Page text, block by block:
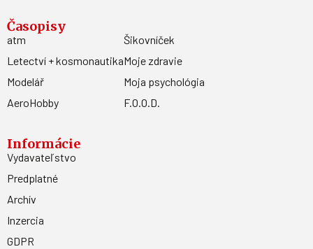
Časopisy
atm
Letectví + kosmonautika
Modelář
AeroHobby
Šikovníček
Moje zdravie
Moja psychológia
F.O.O.D.
Informácie
Vydavateľstvo
Predplatné
Archív
Inzercia
GDPR